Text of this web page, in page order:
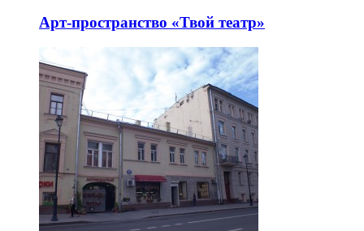
Арт-пространство «Твой театр»